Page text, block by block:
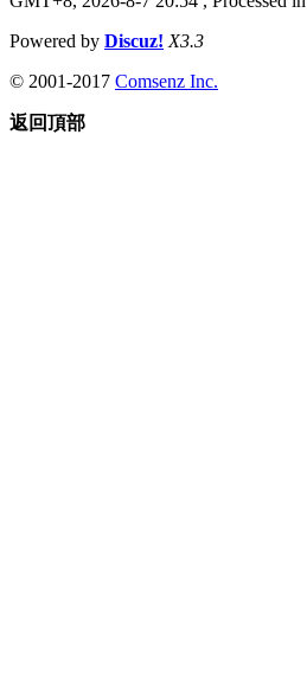
Powered by Discuz! X3.3
© 2001-2017 Comsenz Inc.
返回頂部